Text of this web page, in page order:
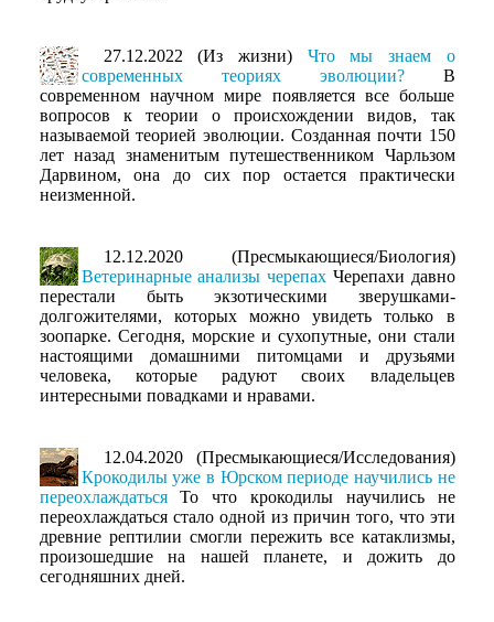
27.12.2022 (Из жизни) Что мы знаем о
современных теориях эволюции?В
современном научном мире появляется все больше
вопросов к теории о происхождении видов, так
называемой теорией эволюции. Созданная почти 150
лет назад знаменитым путешественником Чарльзом
Дарвином, она до сих пор остается практически
неизменной.
12.12.2020 (Пресмыкающиеся/Биология)
Ветеринарные анализы черепах Черепахи давно
перестали быть экзотическими зверушками-
долгожителями, которых можно увидеть только в
зоопарке. Сегодня, морские и сухопутные, они стали
настоящими домашними питомцами и друзьями
человека, которые радуют своих владельцев
интересными повадками и нравами.
12.04.2020 (Пресмыкающиеся/Исследования)
Крокодилы уже в Юрском периоде научились не
переохлаждатьсяТо что крокодилы научились не
переохлаждаться стало одной из причин того, что эти
древние рептилии смогли пережить все катаклизмы,
произошедшие на нашей планете, и дожить до
сегодняшних дней.